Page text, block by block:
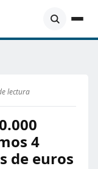
lectura
4
de euros